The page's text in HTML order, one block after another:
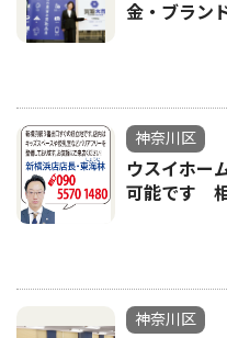
金・ブラン
神奈川区
ウスイホー
可能です
神奈川区